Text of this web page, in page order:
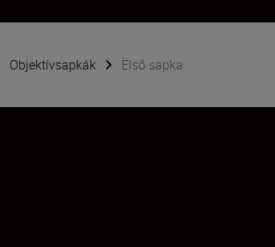
Objektívsapkák Első sapka